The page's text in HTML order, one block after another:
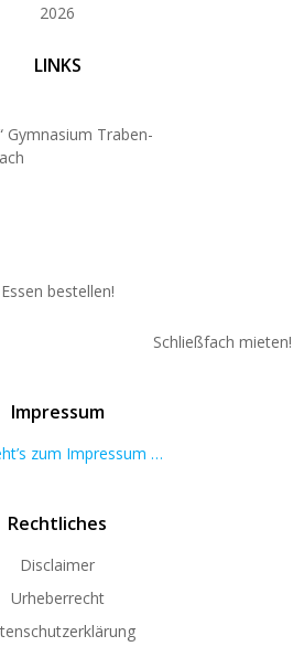
2026
LINKS
Traben-
Essen bestellen!
Schließfach mieten!
Impressum
zum Impressum …
Rechtliches
Disclaimer
Urheberrecht